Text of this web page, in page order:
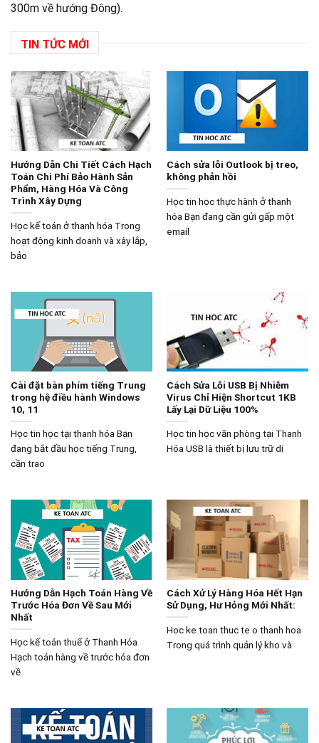
300m về hướng Đông).
TIN TỨC MỚI
Hướng Dẫn Chi Tiết Cách Hạch
Toán Chi Phí Bảo Hành Sản
Phẩm, Hàng Hóa Và Công
Trình Xây Dựng
Học kế toán ở thanh hóa Trong
hoạt động kinh doanh và xây lắp,
bảo
Cách sửa lỗi Outlook bị treo,
không phản hồi
Học tin học thực hành ở thanh
hóa Bạn đang cần gửi gấp một
email
Cài đặt bàn phím tiếng Trung
trong hệ điều hành Windows
10, 11
Học tin học tại thanh hóa Bạn
đang bắt đầu học tiếng Trung,
cần trao
Cách Sửa Lỗi USB Bị Nhiễm
Virus Chỉ Hiện Shortcut 1KB
Lấy Lại Dữ Liệu 100%
Học tin học văn phòng tại Thanh
Hóa USB là thiết bị lưu trữ di
Hướng Dẫn Hạch Toán Hàng Về
Trước Hóa Đơn Về Sau Mới
Nhất
Học kế toán thuế ở Thanh Hóa
Hạch toán hàng về trước hóa đơn
về
Cách Xử Lý Hàng Hóa Hết Hạn
Sử Dụng, Hư Hỏng Mới Nhất:
Hoc ke toan thuc te o thanh hoa
Trong quá trình quản lý kho và